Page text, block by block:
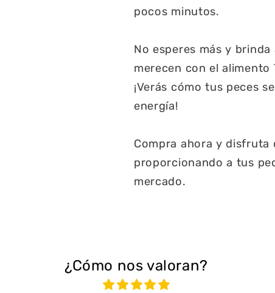
pocos minutos.
No esperes más y
merecen con el
¡Verás cómo tus peces
energía!
Compra ahora y disfruta
proporcionando a tus
mercado.
¿Cómo nos valoran?